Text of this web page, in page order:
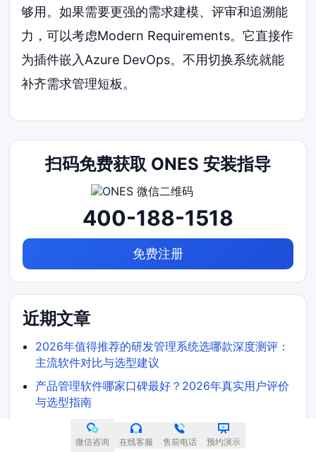
够用。如果需要更强的需求建模、评审和追溯能
力，可以考虑Modern Requirements。它直接作
为插件嵌入Azure DevOps。不用切换系统就能
补齐需求管理短板。
扫码免费获取 ONES 安装指导
400-188-1518
免费注册
近期文章
2026年值得推荐的研发管理系统选哪款深度测评：
主流软件对比与选型建议
产品管理软件哪家口碑最好？2026年真实用户评价
与选型指南
2026年全流程需求管理工具哪个更高效深度测评：
主流软件对比与选型建议
微信咨询 在线客服 售前电话 预约演示